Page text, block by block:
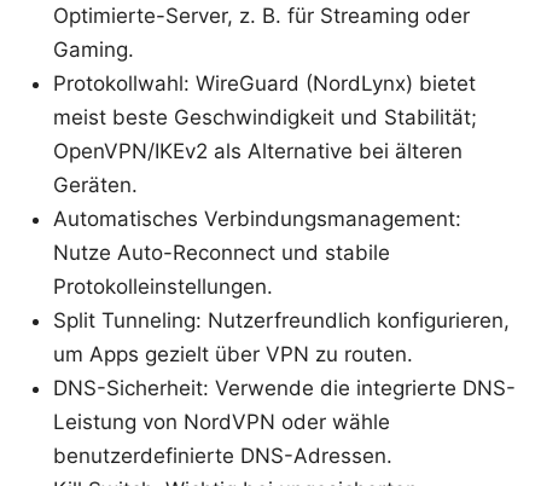
Optimierte-Server, z. B. für Streaming oder
Gaming.
Protokollwahl: WireGuard (NordLynx) bietet
meist beste Geschwindigkeit und Stabilität;
OpenVPN/IKEv2 als Alternative bei älteren
Geräten.
Automatisches Verbindungsmanagement:
Nutze Auto-Reconnect und stabile
Protokolleinstellungen.
Split Tunneling: Nutzerfreundlich konfigurieren,
um Apps gezielt über VPN zu routen.
DNS-Sicherheit: Verwende die integrierte DNS-
Leistung von NordVPN oder wähle
benutzerdefinierte DNS-Adressen.